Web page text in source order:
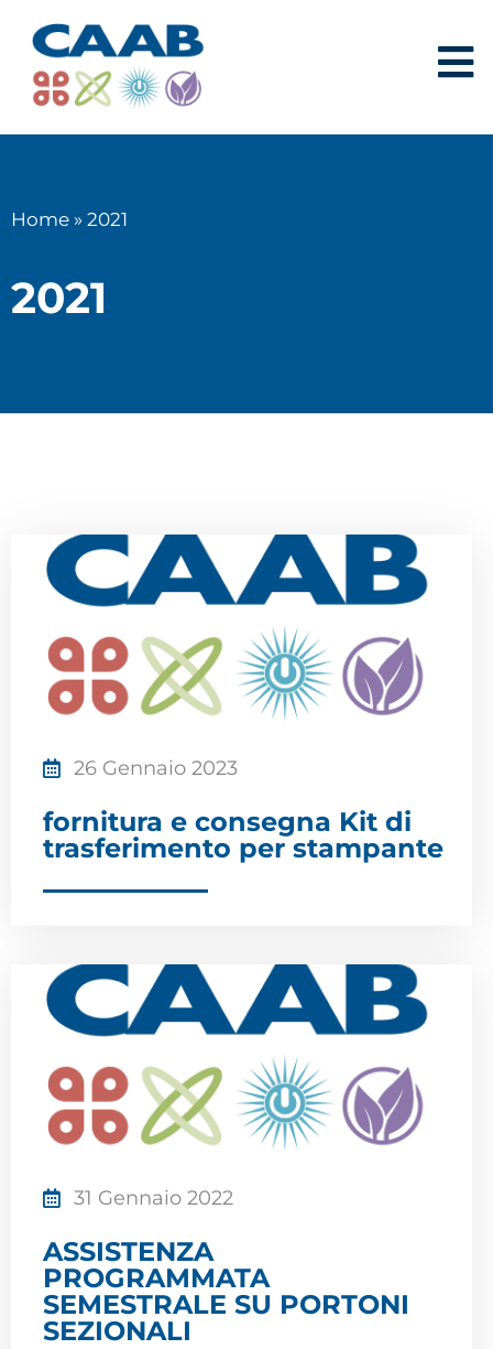
Home » 2021
2021
26 Gennaio 2023
fornitura e consegna Kit di
trasferimento per stampante
31 Gennaio 2022
ASSISTENZA
PROGRAMMATA
SEMESTRALE SU PORTONI
SEZIONALI